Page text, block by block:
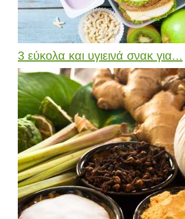
3 εύκολα και υγιεινά σνακ για...